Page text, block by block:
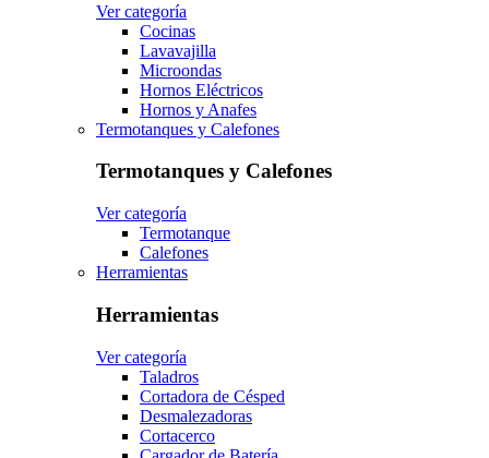
Ver categoría
Cocinas
Lavavajilla
Microondas
Hornos Eléctricos
Hornos y Anafes
Termotanques y Calefones
Termotanques y Calefones
Ver categoría
Termotanque
Calefones
Herramientas
Herramientas
Ver categoría
Taladros
Cortadora de Césped
Desmalezadoras
Cortacerco